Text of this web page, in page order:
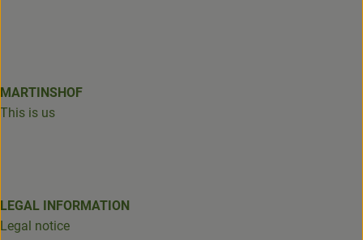
MARTINSHOF
This is us
LEGAL INFORMATION
Legal notice